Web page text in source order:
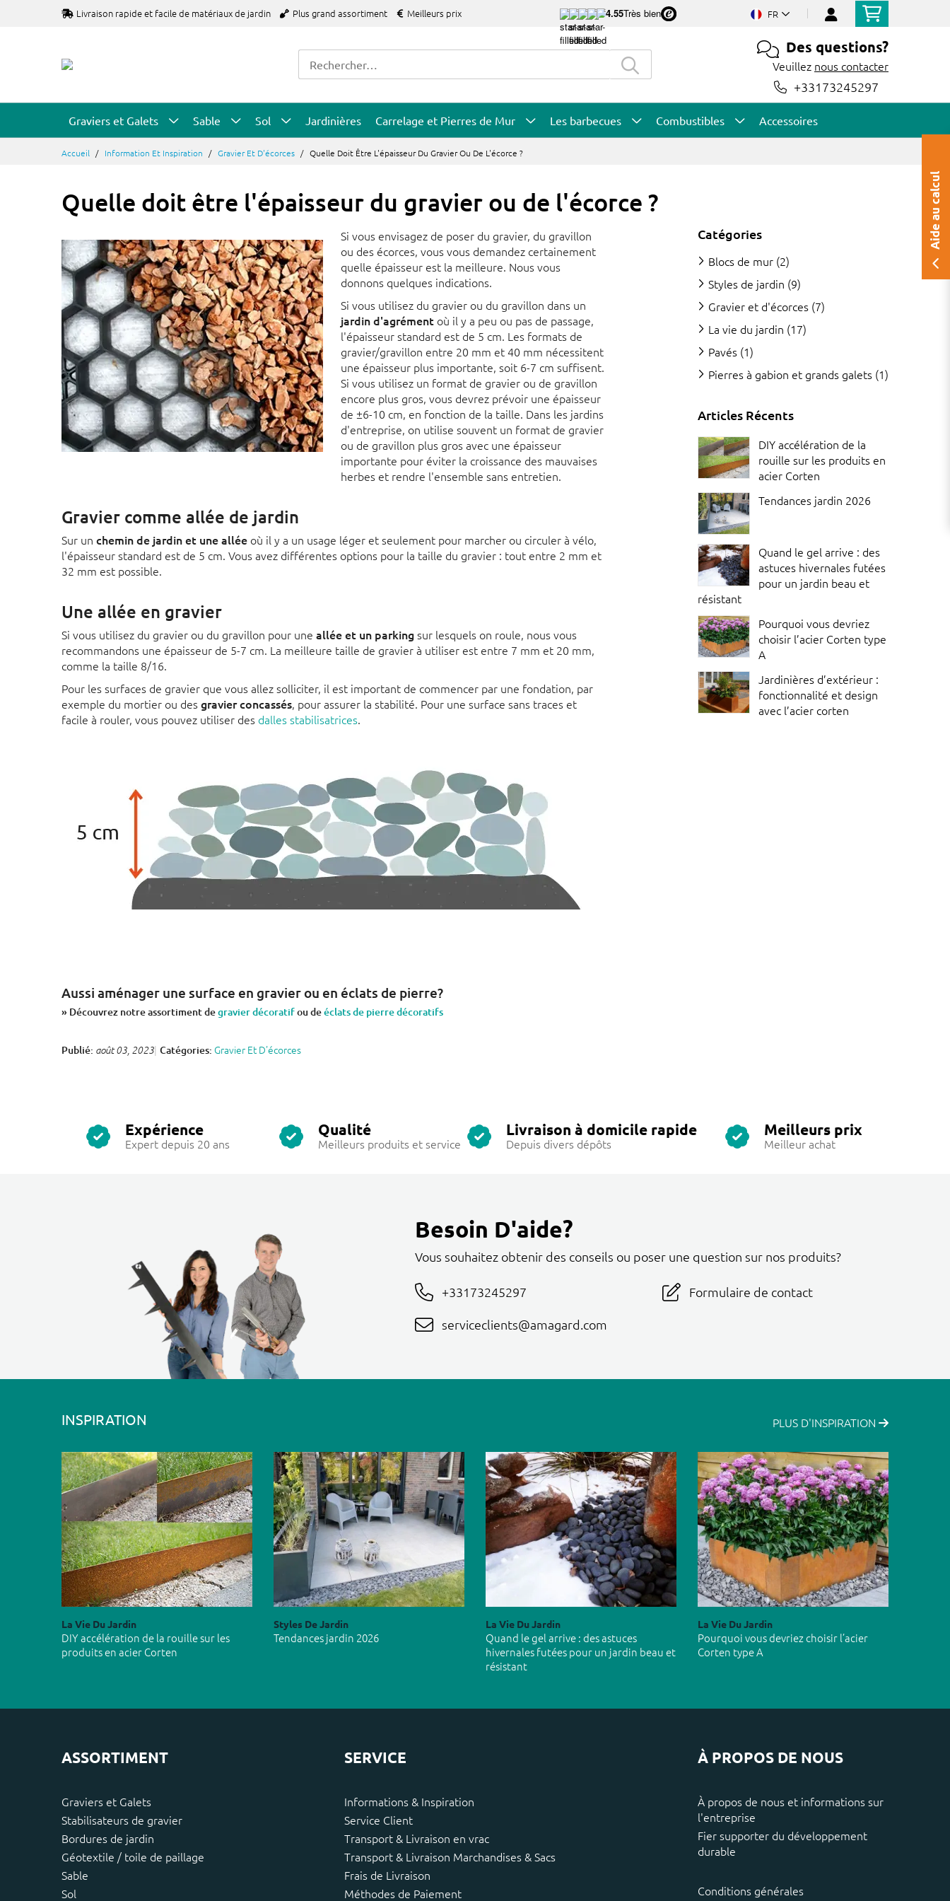
Livraison rapide et facile de matériaux de jardin Plus grand assortiment Meilleurs prix 4.55Très bien FR
Des questions?
Veuillez nous contacter
+33173245297
Graviers et Galets Sable Sol Jardinières Carrelage et Pierres de Mur Les barbecues Combustibles Accessoires
Accueil Information Et Inspiration Gravier Et D'écorces Quelle Doit Être L'épaisseur Du Gravier Ou De L'écorce ?
Quelle doit être l'épaisseur du gravier ou de l'écorce ?
Si vous envisagez de poser du gravier, du gravillon
ou des écorces, vous vous demandez certainement
quelle épaisseur est la meilleure. Nous vous
donnons quelques indications.
Si vous utilisez du gravier ou du gravillon dans un
jardin d'agrément où il y a peu ou pas de passage,
l'épaisseur standard est de 5 cm. Les formats de
gravier/gravillon entre 20 mm et 40 mm nécessitent
une épaisseur plus importante, soit 6-7 cm suffisent.
Si vous utilisez un format de gravier ou de gravillon
encore plus gros, vous devrez prévoir une épaisseur
de ±6-10 cm, en fonction de la taille. Dans les jardins
d'entreprise, on utilise souvent un format de gravier
ou de gravillon plus gros avec une épaisseur
importante pour éviter la croissance des mauvaises
herbes et rendre l'ensemble sans entretien.
Gravier comme allée de jardin
Sur un chemin de jardin et une allée où il y a un usage léger et seulement pour marcher ou circuler à vélo,
l'épaisseur standard est de 5 cm. Vous avez différentes options pour la taille du gravier : tout entre 2 mm et
32 mm est possible.
Une allée en gravier
Si vous utilisez du gravier ou du gravillon pour une allée et un parkingsur lesquels on roule, nous vous
recommandons une épaisseur de 5-7 cm. La meilleure taille de gravier à utiliser est entre 7 mm et 20 mm,
comme la taille 8/16.
Pour les surfaces de gravier que vous allez solliciter, il est important de commencer par une fondation, par
exemple du mortier ou desgravier concassés, pour assurer la stabilité. Pour une surface sans traces et
facile à rouler, vous pouvez utiliser des dalles stabilisatrices.
Aussi aménager une surface en gravier ou en éclats de pierre?
» Découvrez notre assortiment degravier décoratifou deéclats de pierre décoratifs
Publié: août 03, 2023 Catégories: Gravier Et D'écorces
Catégories
Blocs de mur (2)
Styles de jardin (9)
Gravier et d'écorces (7)
La vie du jardin (17)
Pavés (1)
Pierres à gabion et grands galets (1)
Articles Récents
DIY accélération de la
rouille sur les produits en
acier Corten
Tendances jardin 2026
Quand le gel arrive : des
astuces hivernales futées
pour un jardin beau et
résistant
Pourquoi vous devriez
choisir l’acier Corten type
A
Jardinières d’extérieur :
fonctionnalité et design
avec l’acier corten
Expérience
Expert depuis 20 ans
Qualité
Meilleurs produits et service
Livraison à domicile rapide
Depuis divers dépôts
Meilleurs prix
Meilleur achat
Besoin D'aide?
Vous souhaitez obtenir des conseils ou poser une question sur nos produits?
+33173245297
serviceclients@amagard.com
Formulaire de contact
INSPIRATION PLUS D'INSPIRATION
La Vie Du Jardin
DIY accélération de la rouille sur les
produits en acier Corten
Styles De Jardin
Tendances jardin 2026
La Vie Du Jardin
Quand le gel arrive : des astuces
hivernales futées pour un jardin beau et
résistant
La Vie Du Jardin
Pourquoi vous devriez choisir l’acier
Corten type A
ASSORTIMENT
Graviers et Galets
Stabilisateurs de gravier
Bordures de jardin
Géotextile / toile de paillage
Sable
Sol
SERVICE
Informations & Inspiration
Service Client
Transport & Livraison en vrac
Transport & Livraison Marchandises & Sacs
Frais de Livraison
Méthodes de Paiement
À PROPOS DE NOUS
À propos de nous et informations sur
l'entreprise
Fier supporter du développement
durable
Conditions générales
Aide au calcul